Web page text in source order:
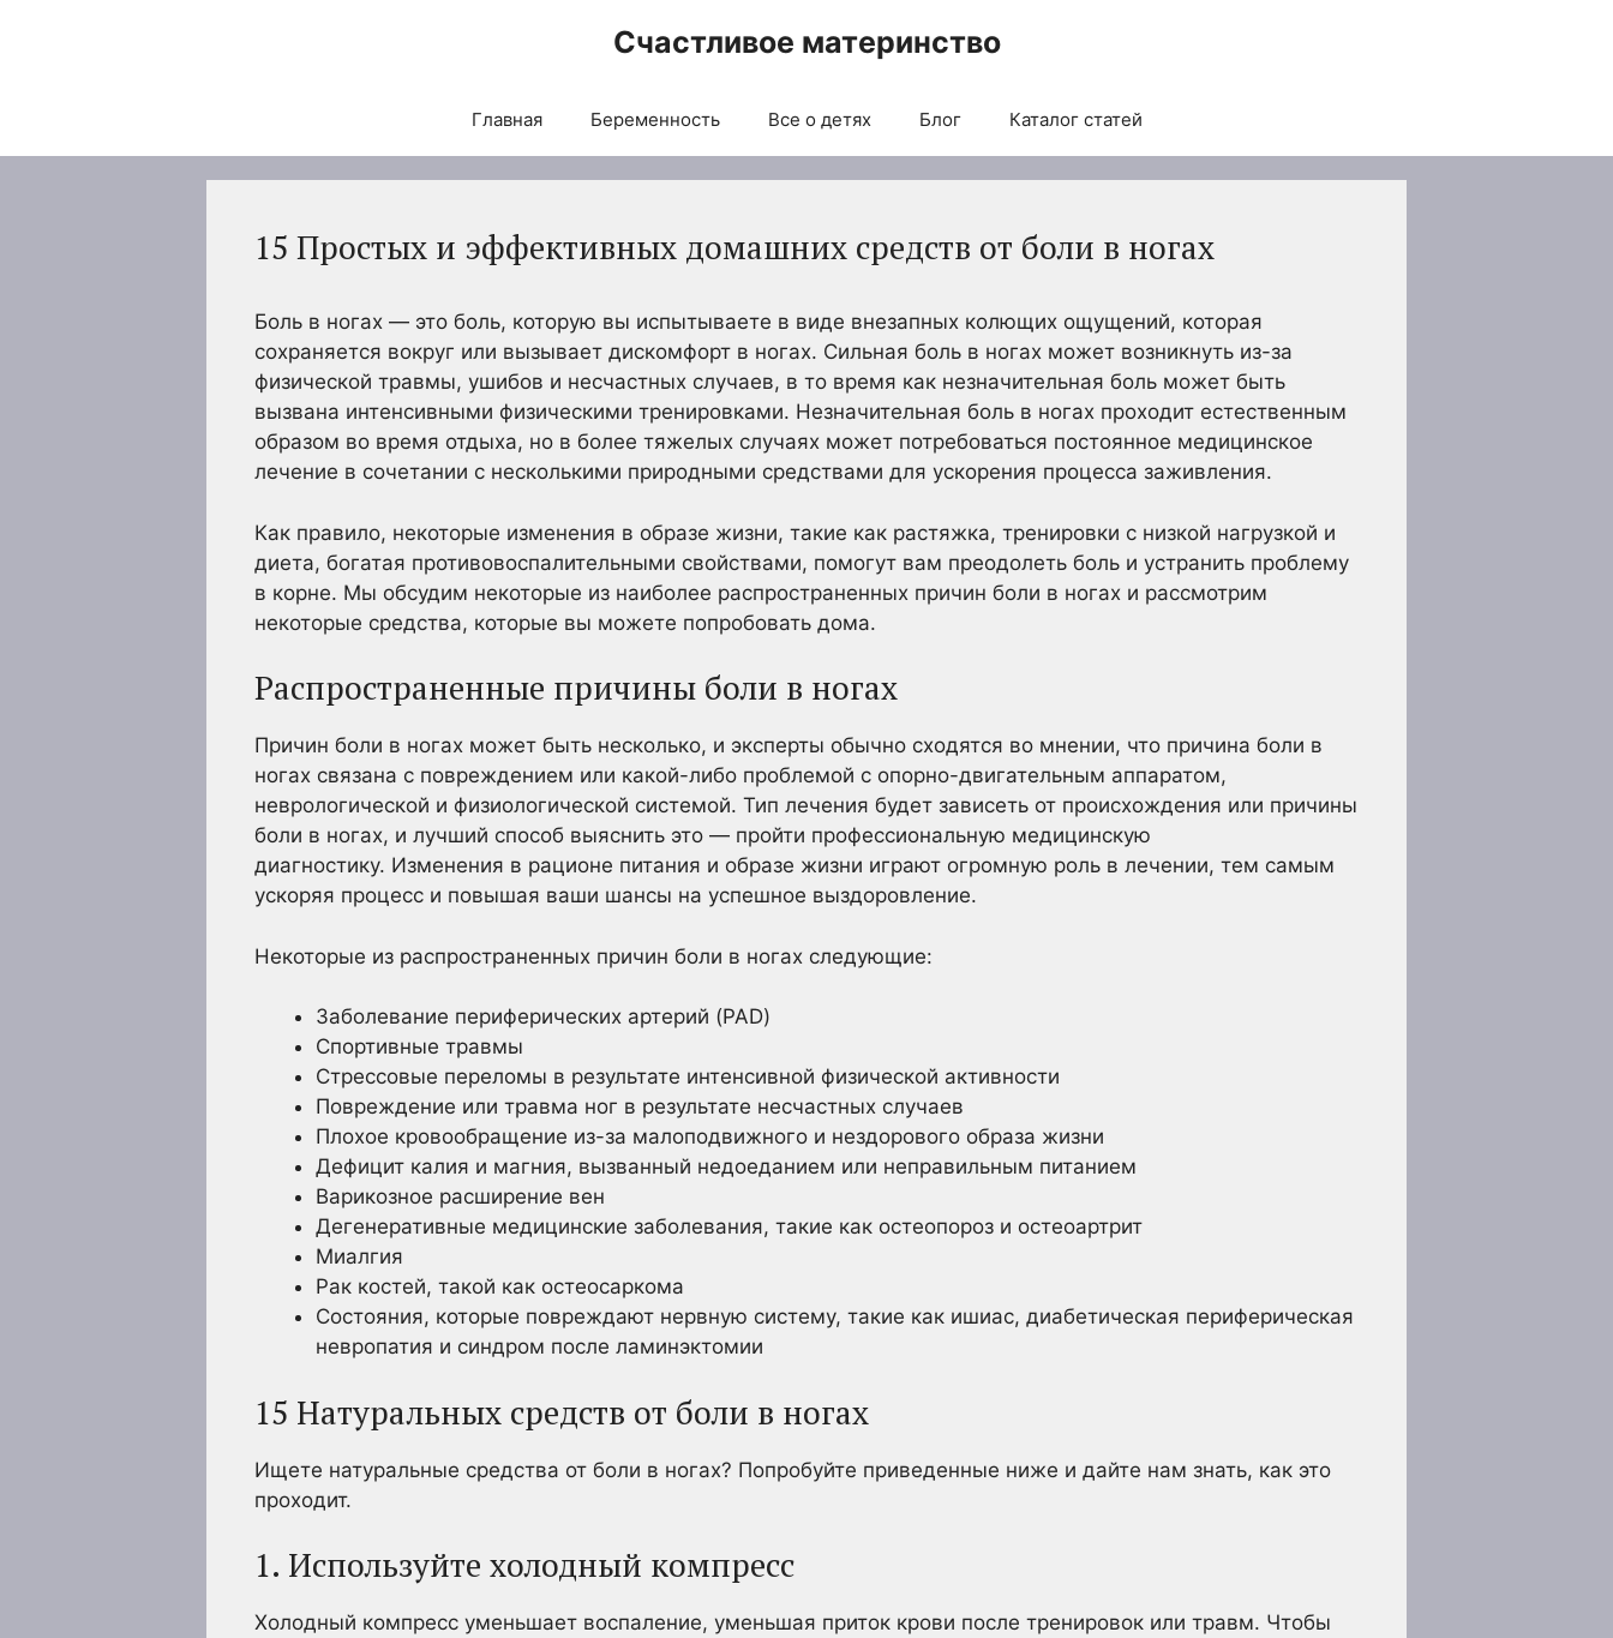
Счастливое материнство
Главная Беременность Все о детях Блог Каталог статей
15 Простых и эффективных домашних средств от боли в ногах
Боль в ногах — это боль, которую вы испытываете в виде внезапных колющих ощущений, которая
сохраняется вокруг или вызывает дискомфорт в ногах. Сильная боль в ногах может возникнуть из-за
физической травмы, ушибов и несчастных случаев, в то время как незначительная боль может быть
вызвана интенсивными физическими тренировками. Незначительная боль в ногах проходит естественным
образом во время отдыха, но в более тяжелых случаях может потребоваться постоянное медицинское
лечение в сочетании с несколькими природными средствами для ускорения процесса заживления.
Как правило, некоторые изменения в образе жизни, такие как растяжка, тренировки с низкой нагрузкой и
диета, богатая противовоспалительными свойствами, помогут вам преодолеть боль и устранить проблему
в корне. Мы обсудим некоторые из наиболее распространенных причин боли в ногах и рассмотрим
некоторые средства, которые вы можете попробовать дома.
Распространенные причины боли в ногах
Причин боли в ногах может быть несколько, и эксперты обычно сходятся во мнении, что причина боли в
ногах связана с повреждением или какой-либо проблемой с опорно-двигательным аппаратом,
неврологической и физиологической системой. Тип лечения будет зависеть от происхождения или причины
боли в ногах, и лучший способ выяснить это — пройти профессиональную медицинскую
диагностику. Изменения в рационе питания и образе жизни играют огромную роль в лечении, тем самым
ускоряя процесс и повышая ваши шансы на успешное выздоровление.
Некоторые из распространенных причин боли в ногах следующие:
Заболевание периферических артерий (PAD)
Спортивные травмы
Стрессовые переломы в результате интенсивной физической активности
Повреждение или травма ног в результате несчастных случаев
Плохое кровообращение из-за малоподвижного и нездорового образа жизни
Дефицит калия и магния, вызванный недоеданием или неправильным питанием
Варикозное расширение вен
Дегенеративные медицинские заболевания, такие как остеопороз и остеоартрит
Миалгия
Рак костей, такой как остеосаркома
Состояния, которые повреждают нервную систему, такие как ишиас, диабетическая периферическая
невропатия и синдром после ламинэктомии
15 Натуральных средств от боли в ногах
Ищете натуральные средства от боли в ногах? Попробуйте приведенные ниже и дайте нам знать, как это
проходит.
1. Используйте холодный компресс
Холодный компресс уменьшает воспаление, уменьшая приток крови после тренировок или травм. Чтобы